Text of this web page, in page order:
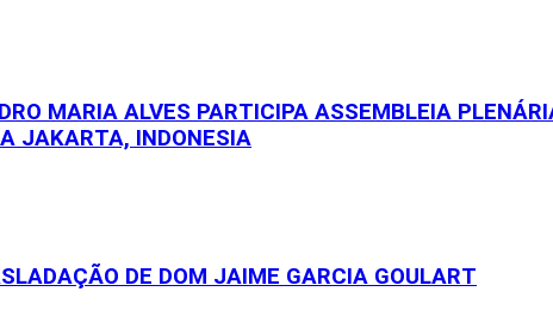
MARIA ALVES PARTICIPA ASSEMBLEIA
JAKARTA, INDONESIA
DE DOM JAIME GARCIA GOULART